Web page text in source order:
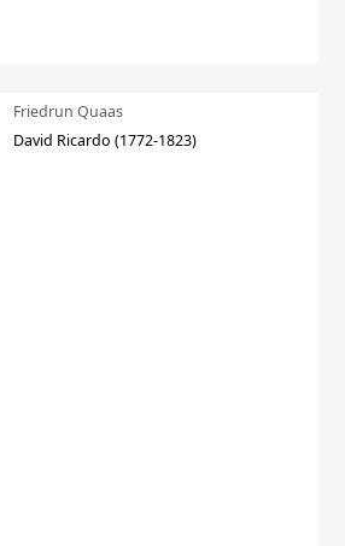
Friedrun Quaas
David Ricardo (1772-1823)